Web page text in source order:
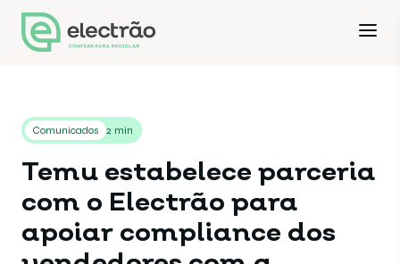
Comunicados 2 min
Temu estabelece parceria
com o Electrão para
apoiar compliance dos